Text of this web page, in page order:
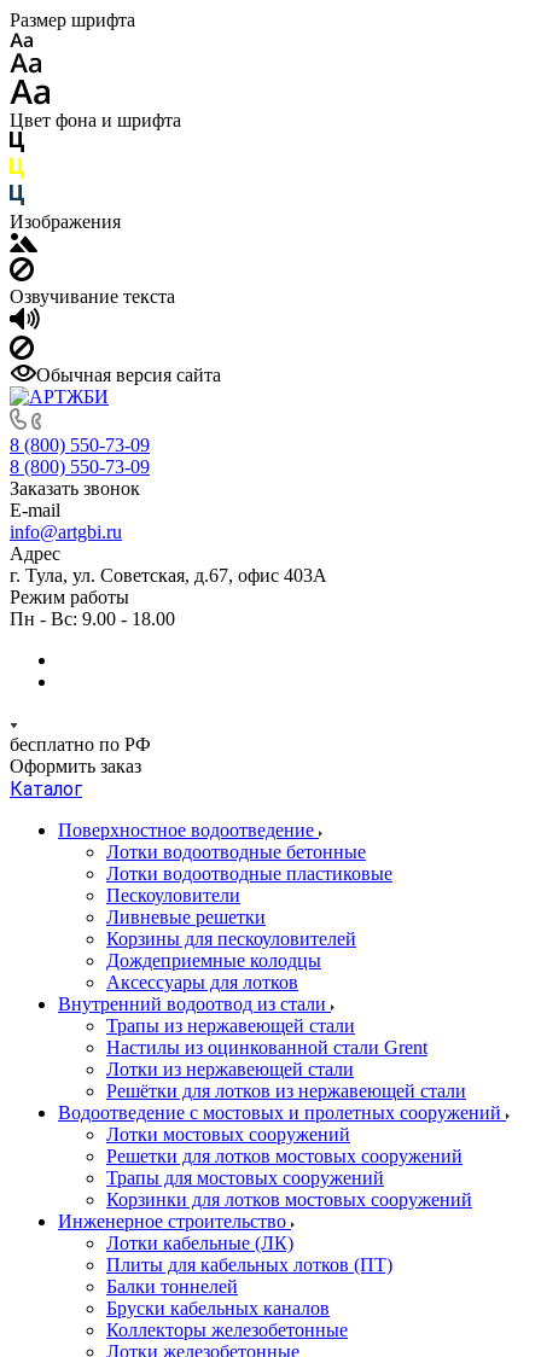
Размер шрифта
Цвет фона и шрифта
Изображения
Озвучивание текста
Обычная версия сайта
8 (800) 550-73-09
8 (800) 550-73-09
Заказать звонок
E-mail
info@artgbi.ru
Адрес
г. Тула, ул. Советская, д.67, офис 403А
Режим работы
Пн - Вс: 9.00 - 18.00
бесплатно по РФ
Оформить заказ
Каталог
Поверхностное водоотведение
Лотки водоотводные бетонные
Лотки водоотводные пластиковые
Пескоуловители
Ливневые решетки
Корзины для пескоуловителей
Дождеприемные колодцы
Аксессуары для лотков
Внутренний водоотвод из стали
Трапы из нержавеющей стали
Настилы из оцинкованной стали Grent
Лотки из нержавеющей стали
Решётки для лотков из нержавеющей стали
Водоотведение с мостовых и пролетных сооружений
Лотки мостовых сооружений
Решетки для лотков мостовых сооружений
Трапы для мостовых сооружений
Корзинки для лотков мостовых сооружений
Инженерное строительство
Лотки кабельные (ЛК)
Плиты для кабельных лотков (ПТ)
Балки тоннелей
Бруски кабельных каналов
Коллекторы железобетонные
Лотки железобетонные